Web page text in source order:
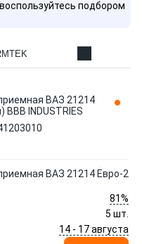
подбором
ВАЗ 21214
INDUSTRIES
ВАЗ 21214 Евро-2
81%
5 шт.
14 - 17 августа